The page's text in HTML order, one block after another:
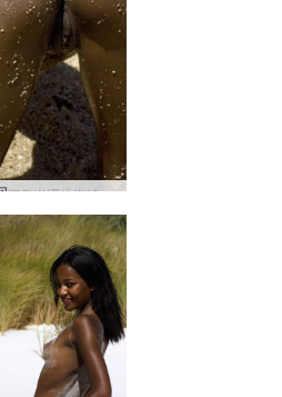
娜奥米裸体海滩 #41